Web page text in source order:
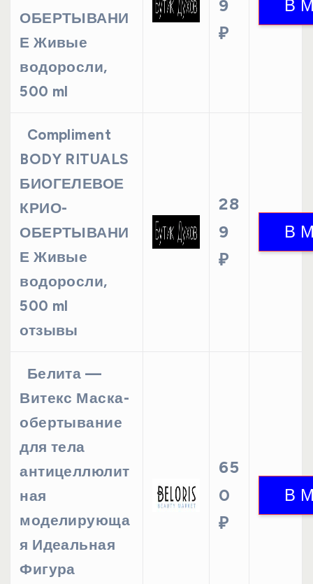
ОБЕРТЫВАНИ
Е Живые
водоросли,
500 ml
9
₽
Compliment
BODY RITUALS
БИОГЕЛЕВОЕ
КРИО-
ОБЕРТЫВАНИ
Е Живые
водоросли,
500 ml
отзывы
28
9
₽
Белита —
Витекс Маска-
обертывание
для тела
антицеллюлит
ная
моделирующа
я Идеальная
Фигура
65
0
₽